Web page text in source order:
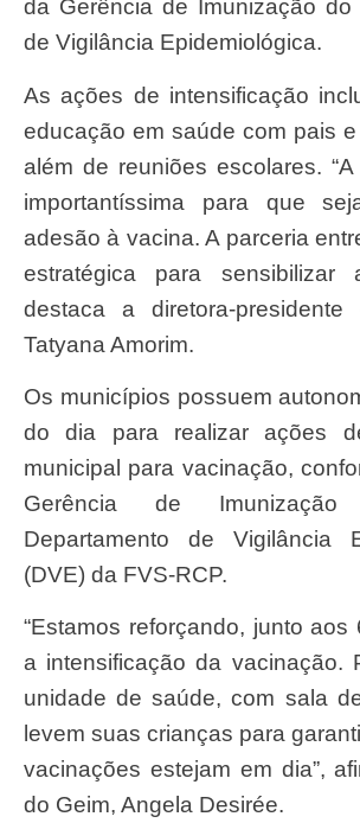
da Gerência de Imunização do
de Vigilância Epidemiológica.
As ações de intensificação incluem ações de
educação em saúde com pais
além de reuniões escolares.
importantíssima para que
adesão à vacina. A parceria
estratégica para sensibilizar
destaca a diretora-presidente
Tatyana Amorim.
Os municípios possuem autonomia na escolha
do dia para realizar ações
municipal para vacinação,
Gerência de
Departamento de Vigilância
(DVE) da FVS-RCP.
“Estamos reforçando, junto aos 62 municípios,
a intensificação da vacinação.
unidade de saúde, com sala
levem suas crianças para
vacinações estejam em dia”,
do Geim, Angela Desirée.